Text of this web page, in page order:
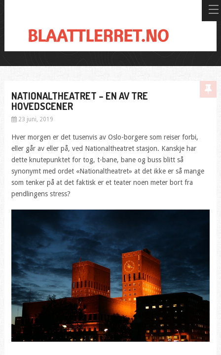
NATIONALTHEATRET – EN AV TRE
HOVEDSCENER
23 juni, 2019
Hver morgen er det tusenvis av Oslo-borgere som reiser forbi,
eller går av eller på, ved Nationaltheatret stasjon. Kanskje har
dette knutepunktet for tog, t-bane, bane og buss blitt så
synonymt med ordet «Nationaltheatret» at det ikke er så mange
som tenker på at det faktisk er et teater noen meter bort fra
pendlingens stress?